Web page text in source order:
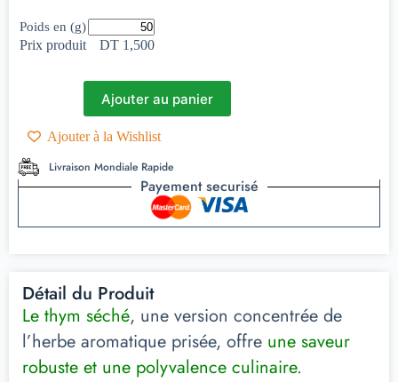
Poids en (g)
Prix produit DT 1,500
Ajouter au panier
Ajouter à la Wishlist
Livraison Mondiale Rapide
Payement securisé
Détail du Produit
Le thym séché, une version concentrée de
l’herbe aromatique prisée, offre une saveur
robuste et une polyvalence culinaire.